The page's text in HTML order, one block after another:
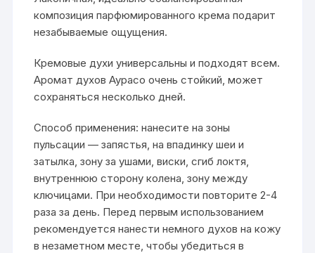
композиция парфюмированного крема подарит
незабываемые ощущения.
Кремовые духи универсальны и подходят всем.
Аромат духов Аурасо очень стойкий, может
сохраняться несколько дней.
Способ применения: нанесите на зоны
пульсации — запястья, на впадинку шеи и
затылка, зону за ушами, виски, сгиб локтя,
внутреннюю сторону колена, зону между
ключицами. При необходимости повторите 2-4
раза за день. Перед первым использованием
рекомендуется нанести немного духов на кожу
в незаметном месте, чтобы убедиться в